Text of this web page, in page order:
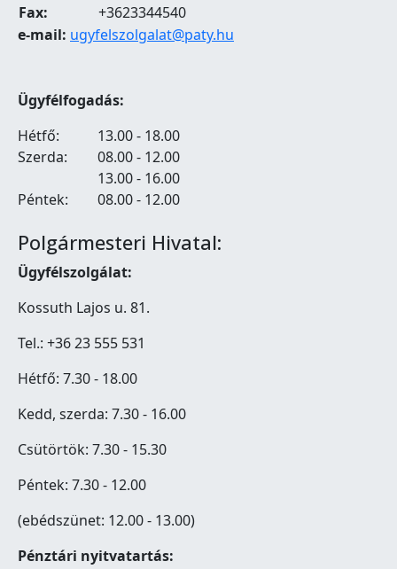
Fax:
+3623344540
e-mail: ugyfelszolgalat@paty.hu
Ügyfélfogadás:
Hétfő:
13.00 - 18.00
Szerda:
08.00 - 12.00
13.00 - 16.00
Péntek:
08.00 - 12.00
Polgármesteri Hivatal:
Ügyfélszolgálat:
Kossuth Lajos u. 81.
Tel.: +36 23 555 531
Hétfő: 7.30 - 18.00
Kedd, szerda: 7.30 - 16.00
Csütörtök: 7.30 - 15.30
Péntek: 7.30 - 12.00
(ebédszünet: 12.00 - 13.00)
Pénztári nyitvatartás: